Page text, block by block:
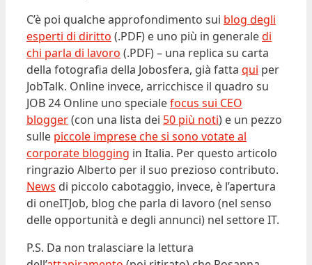
C’è poi qualche approfondimento sui blog degli
esperti di diritto (.PDF) e uno più in generaledi
chi parla di lavoro (.PDF) – una replica su carta
della fotografia della Jobosfera, già fatta qui per
JobTalk. Online invece, arricchisce il quadro su
JOB 24 Online uno specialefocus sui CEO
blogger(con una lista dei 50 più noti) e un pezzo
sulle piccole imprese che si sono votate al
corporate blogging in Italia. Per questo articolo
ringrazio Alberto per il suo prezioso contributo.
News di piccolo cabotaggio, invece, è l’apertura
di oneITJob, blog che parla di lavoro (nel senso
delle opportunità e degli annunci) nel settore IT.
P.S. Da non tralasciare la lettura